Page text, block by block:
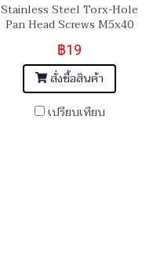
Stainless Steel Torx-Hole
Pan Head Screws M5x40
฿19
สั่งซื้อสินค้า
เปรียบเทียบ